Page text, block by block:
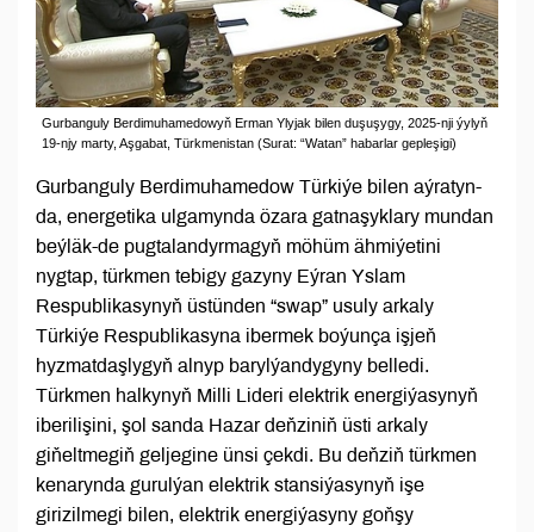
Gurbanguly Berdimuhamedowyň Erman Ylyjak bilen duşuşygy, 2025-nji ýylyň
19-njy marty, Aşgabat, Türkmenistan (Surat: “Watan” habarlar gepleşigi)
Gurbanguly Berdimuhamedow Türkiýe bilen aýratyn-
da, energetika ulgamynda özara gatnaşyklary mundan
beýläk-de pugtalandyrmagyň möhüm ähmiýetini
nygtap, türkmen tebigy gazyny Eýran Yslam
Respublikasynyň üstünden “swap” usuly arkaly
Türkiýe Respublikasyna ibermek boýunça işjeň
hyzmatdaşlygyň alnyp barylýandygyny belledi.
Türkmen halkynyň Milli Lideri elektrik energiýasynyň
iberilişini, şol sanda Hazar deňziniň üsti arkaly
giňeltmegiň geljegine ünsi çekdi. Bu deňziň türkmen
kenarynda gurulýan elektrik stansiýasynyň işe
girizilmegi bilen, elektrik energiýasyny goňşy